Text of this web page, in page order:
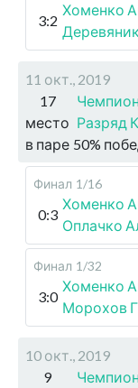
3:2
Хоменко
11 окт., 2019
17
место Разряд
в паре 50%
Финал 1/16
0:3
Хоменко
Оплачко
Финал 1/32
3:0
Хоменко
Морохов
10 окт., 2019
9